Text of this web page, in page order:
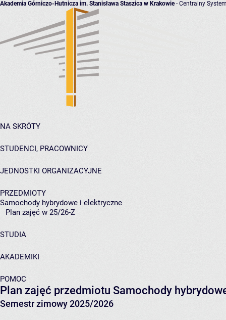
Akademia Górniczo-Hutnicza im. Stanisława Staszica w Krakowie- Centralny
NA SKRÓTY
STUDENCI, PRACOWNICY
JEDNOSTKI ORGANIZACYJNE
PRZEDMIOTY
Samochody hybrydowe i elektryczne
Plan zajęć w 25/26-Z
STUDIA
AKADEMIKI
POMOC
Plan zajęć przedmiotu Samochody
Semestr zimowy 2025/2026